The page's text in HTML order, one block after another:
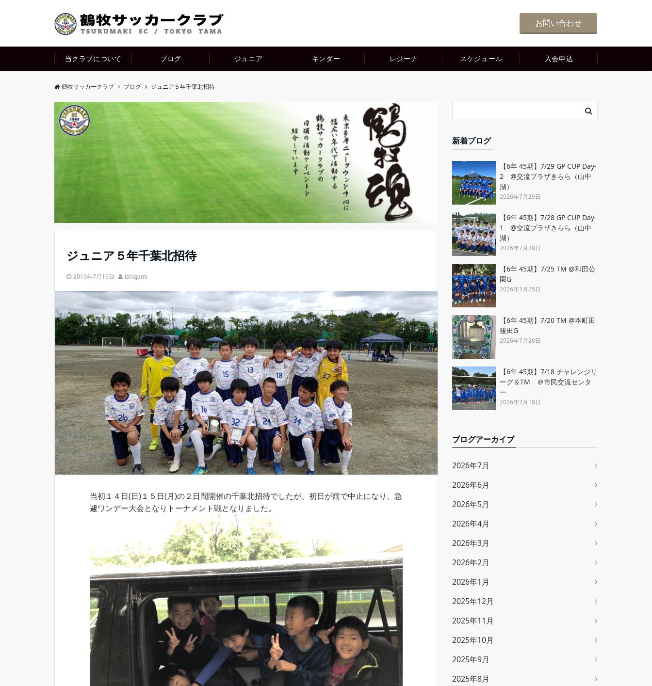
お問い合わせ
当クラブについて ブログ ジュニア キンダー レジーナ スケジュール 入会申込
鶴牧サッカークラブ ブログ ジュニア５年千葉北招待
ジュニア５年千葉北招待
2019年7月16日 ishigami
当初１４日(日)１５日(月)の２日間開催の千葉北招待でしたが、初日が雨で中止になり、急
遽ワンデー大会となりトーナメント戦となりました。
新着ブログ
【6年 45期】7/29 GP CUP Day-
2 @交流プラザきらら（山中
湖）
2026年7月29日
【6年 45期】7/28 GP CUP Day-
1 @交流プラザきらら（山中
湖）
2026年7月28日
【6年 45期】7/25 TM @和田公
園G
2026年7月25日
【6年 45期】7/20 TM @本町田
後田G
2026年7月20日
【6年 45期】7/18 チャレンジリ
ーグ＆TM ＠市民交流センタ
ー
2026年7月18日
ブログアーカイブ
2026年7月
2026年6月
2026年5月
2026年4月
2026年3月
2026年2月
2026年1月
2025年12月
2025年11月
2025年10月
2025年9月
2025年8月